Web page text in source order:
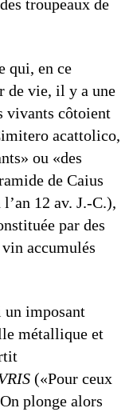
troupeaux de
qui, en ce
de vie, il y a une
vivants côtoient
acattolico,
ou «des
de Caius
12 av. J.-C.),
par des
accumulés
un imposant
métallique et
(«Pour ceux
plonge alors